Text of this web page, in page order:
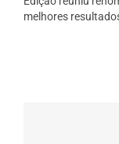
melhores